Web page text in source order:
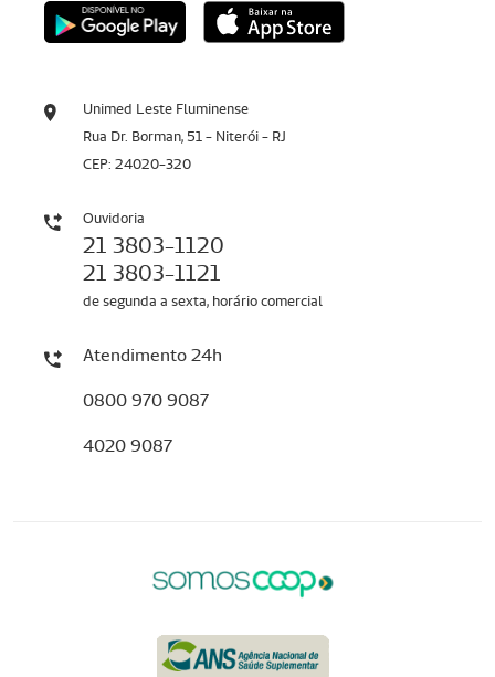
Unimed Leste Fluminense
Rua Dr. Borman, 51 - Niterói - RJ
CEP: 24020-320
Ouvidoria
21 3803-1120
21 3803-1121
de segunda a sexta, horário comercial
Atendimento 24h
0800 970 9087
4020 9087